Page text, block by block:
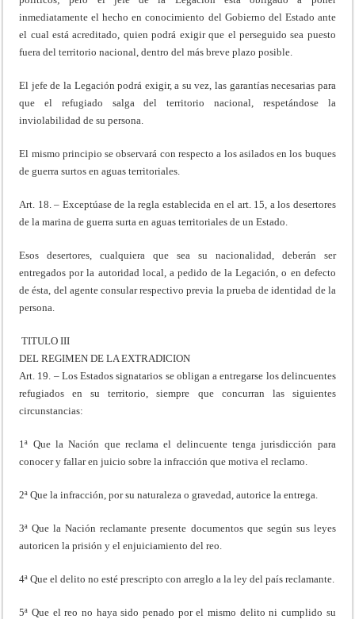
inmediatamente el hecho en conocimiento del Gobierno del Estado ante
el cual está acreditado, quien podrá exigir que el perseguido sea puesto
fuera del territorio nacional, dentro del más breve plazo posible.
El jefe de la Legación podrá exigir, a su vez, las garantías necesarias para
que el refugiado salga del territorio nacional, respetándose la
inviolabilidad de su persona.
El mismo principio se observará con respecto a los asilados en los buques
de guerra surtos en aguas territoriales.
Art. 18. – Exceptúase de la regla establecida en el art. 15, a los desertores
de la marina de guerra surta en aguas territoriales de un Estado.
Esos desertores, cualquiera que sea su nacionalidad, deberán ser
entregados por la autoridad local, a pedido de la Legación, o en defecto
de ésta, del agente consular respectivo previa la prueba de identidad de la
persona.
TITULO III
DEL REGIMEN DE LA EXTRADICION
Art. 19. – Los Estados signatarios se obligan a entregarse los delincuentes
refugiados en su territorio, siempre que concurran las siguientes
circunstancias:
1ª Que la Nación que reclama el delincuente tenga jurisdicción para
conocer y fallar en juicio sobre la infracción que motiva el reclamo.
2ª Que la infracción, por su naturaleza o gravedad, autorice la entrega.
3ª Que la Nación reclamante presente documentos que según sus leyes
autoricen la prisión y el enjuiciamiento del reo.
4ª Que el delito no esté prescripto con arreglo a la ley del país reclamante.
5ª Que el reo no haya sido penado por el mismo delito ni cumplido su